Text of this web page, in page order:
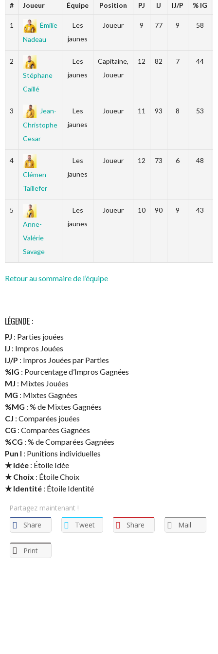
# Joueur Équipe Position PJ IJ IJ/P % IG
1
Émilie
Nadeau
Les
jaunes
Joueur 9 77 9 58
2
Stéphane
Caillé
Les
jaunes
Capitaine,
Joueur
12 82 7 44
3
Jean-
Christophe
Cesar
Les
jaunes
Joueur 11 93 8 53
4
Clémen
Taillefer
Les
jaunes
Joueur 12 73 6 48
5
Anne-
Valérie
Savage
Les
jaunes
Joueur 10 90 9 43
Retour au sommaire de l’équipe
LÉGENDE :
PJ : Parties jouées
IJ : Impros Jouées
IJ/P : Impros Jouées par Parties
%IG : Pourcentage d’Impros Gagnées
MJ : Mixtes Jouées
MG : Mixtes Gagnées
%MG : % de Mixtes Gagnées
CJ : Comparées jouées
CG : Comparées Gagnées
%CG : % de Comparées Gagnées
Pun I : Punitions individuelles
★ Idée : Étoile Idée
★ Choix : Étoile Choix
★ Identité : Étoile Identité
Partagez maintenant !
Share
Tweet Share Mail
Print